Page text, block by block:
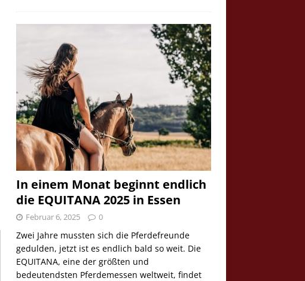
In einem Monat beginnt endlich
die EQUITANA 2025 in Essen
Februar 6, 2025 0
Zwei Jahre mussten sich die Pferdefreunde
gedulden, jetzt ist es endlich bald so weit. Die
EQUITANA, eine der größten und
bedeutendsten Pferdemessen weltweit, findet